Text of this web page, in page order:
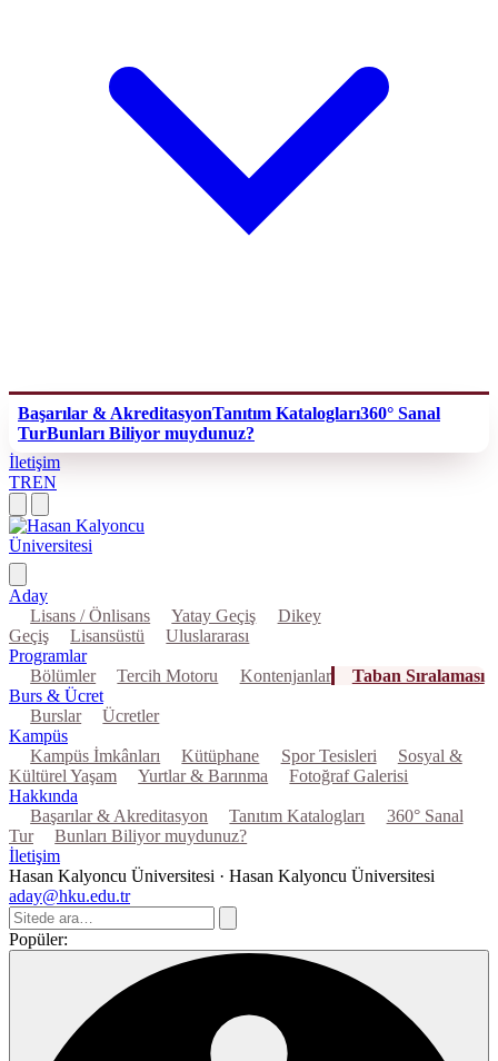
Başarılar & AkreditasyonTanıtım Katalogları360° Sanal
TurBunları Biliyor muydunuz?
İletişim
TREN
Aday
Lisans / Önlisans
Yatay Geçiş
Dikey
Geçiş
Lisansüstü
Uluslararası
Programlar
Bölümler
Tercih Motoru Kontenjanlar
Taban Sıralaması
Burs & Ücret
Burslar
Ücretler
Kampüs
Kampüs İmkânları
Kütüphane Spor Tesisleri
Sosyal &
Kültürel Yaşam
Yurtlar & Barınma
Fotoğraf Galerisi
Hakkında
Başarılar & Akreditasyon
Tanıtım Katalogları
360° Sanal
Tur
Bunları Biliyor muydunuz?
İletişim
Hasan Kalyoncu Üniversitesi · Hasan Kalyoncu Üniversitesi
aday@hku.edu.tr
Popüler: